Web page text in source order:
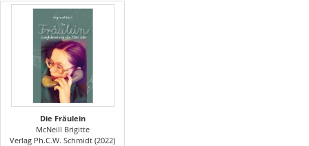
Die Fräulein
McNeill Brigitte
Verlag Ph.C.W. Schmidt (2022)